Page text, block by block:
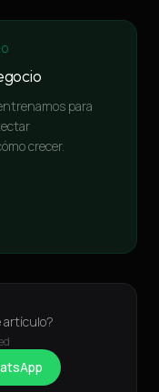
para
crecer.
artículo?